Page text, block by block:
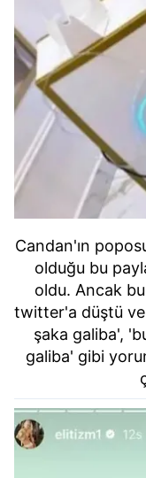
Candan'ın
olduğu bu
oldu. Ancak
twitter'a düştü ve
şaka galiba',
galiba' gibi